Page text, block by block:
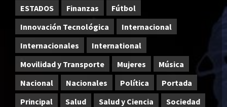
ESTADOS
Finanzas
Fútbol
Innovación Tecnológica
Internacional
Internacionales
International
Movilidad y Transporte
Mujeres
Música
Nacional
Nacionales Política
Portada
Principal
Salud Salud y Ciencia
Sociedad